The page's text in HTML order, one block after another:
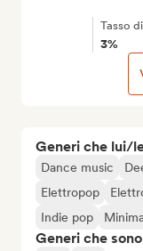
Generi che lui/
Dance music
Elettropop
Indie pop
Generi che
Tasso
3%